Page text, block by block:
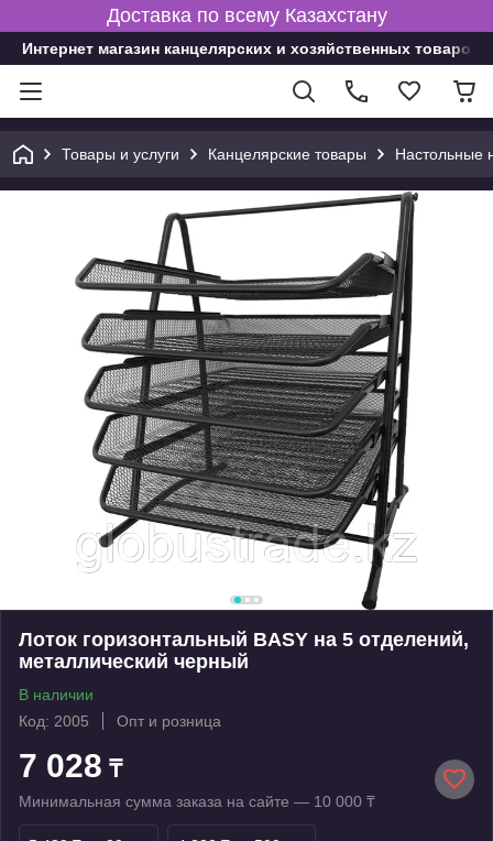
Доставка по всему Казахстану
Интернет магазин канцелярских и хозяйственных товаров
Товары и услуги Канцелярские товары Настольные
Лоток горизонтальный BASY на 5 отделений,
металлический черный
В наличии
Код: 2005
Опт и розница
7 028 ₸
Минимальная сумма заказа на сайте — 10 000 ₸